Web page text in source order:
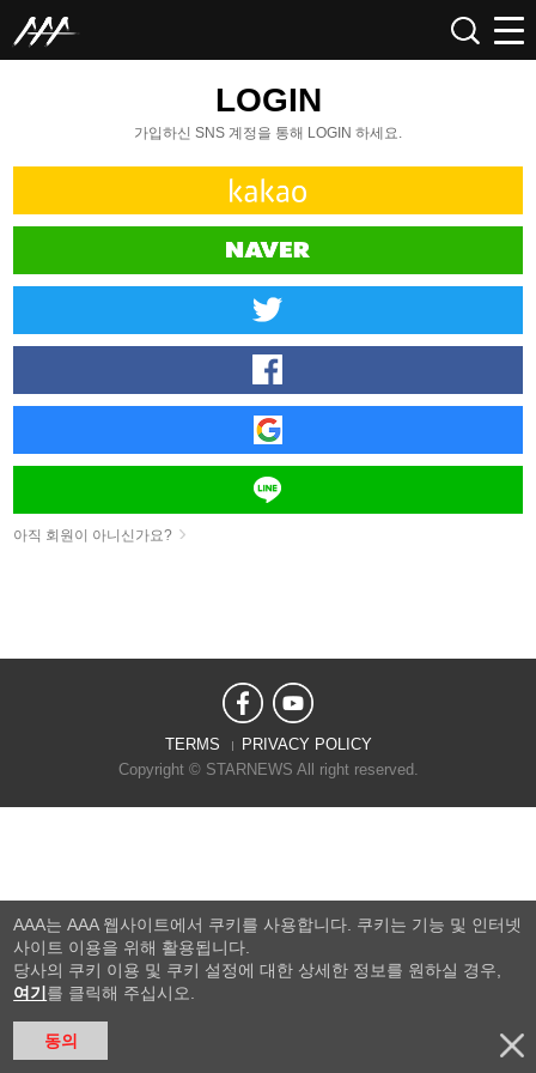
LOGIN
가입하신 SNS 계정을 통해 LOGIN 하세요.
아직 회원이 아니신가요?
TERMS
PRIVACY POLICY
Copyright © STARNEWS All right reserved.
AAA는 AAA 웹사이트에서 쿠키를 사용합니다. 쿠키는 기능 및 인터넷
사이트 이용을 위해 활용됩니다.
당사의 쿠키 이용 및 쿠키 설정에 대한 상세한 정보를 원하실 경우,
여기 를 클릭해 주십시오.
동의